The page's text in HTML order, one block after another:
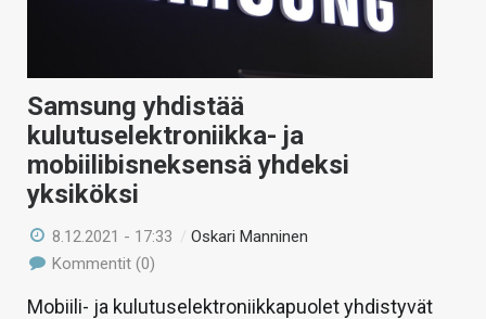
Samsung yhdistää
kulutuselektroniikka- ja
mobiilibisneksensä yhdeksi
yksiköksi
8.12.2021 - 17:33 /Oskari Manninen
Kommentit (0)
Mobiili- ja kulutuselektroniikkapuolet yhdistyvät